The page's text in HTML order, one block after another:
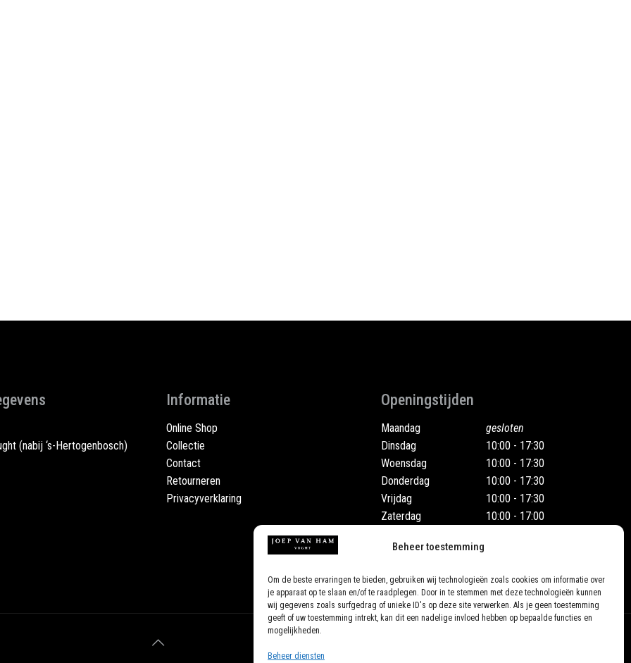
Beheer toestemming
Om de beste ervaringen te bieden, gebruiken wij technologieën zoals cookies om informatie over
je apparaat op te slaan en/of te raadplegen. Door in te stemmen met deze technologieën kunnen
wij gegevens zoals surfgedrag of unieke ID's op deze site verwerken. Als je geen toestemming
geeft of uw toestemming intrekt, kan dit een nadelige invloed hebben op bepaalde functies en
mogelijkheden.
Beheer diensten
(nabij ‘s-Hertogenbosch)
Informatie
Online Shop
Collectie
Contact
Retourneren
Privacyverklaring
Openingstijden
Maandag
Dinsdag
Woensdag
Donderdag
Vrijdag
Zaterdag
gesloten
10:00 - 17:30
10:00 - 17:30
10:00 - 17:30
10:00 - 17:30
10:00 - 17:00